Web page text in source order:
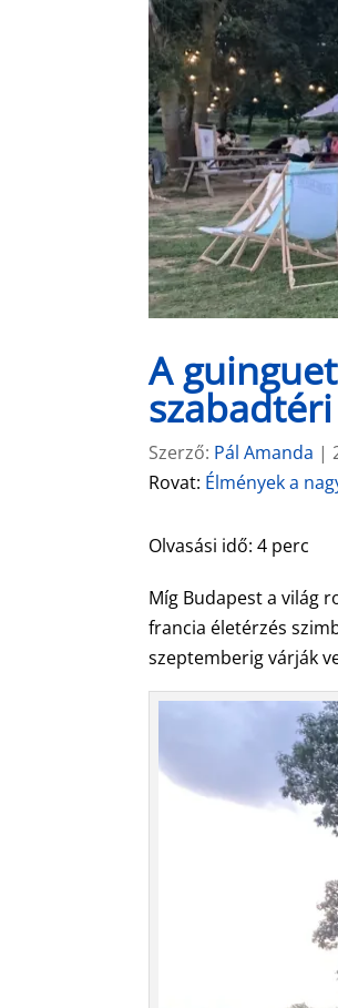
A
Szerző: Pál Amanda |
Rovat: Élmények a
Olvasási idő:4 perc
Míg Budapest a világ
francia életérzés
szeptemberig várják